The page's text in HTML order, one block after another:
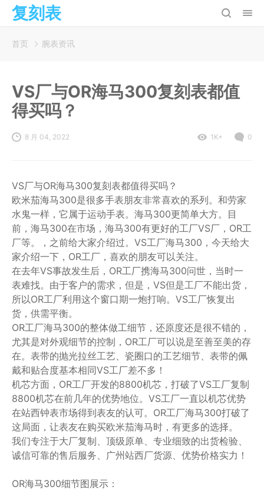
复刻表
首页 腕表资讯
VS厂与OR海马300复刻表都值
得买吗？
8 月 04, 2022 1K+ 0
VS厂与OR海马300复刻表都值得买吗？
欧米茄海马300是很多手表朋友非常喜欢的系列。和劳家
水鬼一样，它属于运动手表。海马300更简单大方。目
前，海马300在市场，海马300有更好的工厂VS厂，OR工
厂等。，之前给大家介绍过。VS工厂海马300，今天给大
家介绍一下，OR工厂，喜欢的朋友可以关注。
在去年VS事故发生后，OR工厂携海马300问世，当时一
表难找。由于客户的需求，但是，VS但是工厂不能出货，
所以OR工厂利用这个窗口期一炮打响。VS工厂恢复出
货，供需平衡。
OR工厂海马300的整体做工细节，还原度还是很不错的，
尤其是对外观细节的控制，OR工厂可以说是至善至美的存
在。表带的抛光拉丝工艺、瓷圈口的工艺细节、表带的佩
戴和贴合度基本相同VS工厂差不多！
机芯方面，OR工厂开发的8800机芯，打破了VS工厂复制
8800机芯在前几年的优势地位。VS工厂一直以机芯优势
在站西钟表市场得到表友的认可。OR工厂海马300打破了
这局面，让表友在购买欧米茄海马时，有更多的选择。
我们专注于大厂复制、顶级原单、专业细致的出货检验、
诚信可靠的售后服务、广州站西厂货源、优势价格实力！
OR海马300细节图展示：